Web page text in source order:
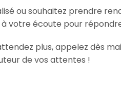
ou souhaitez prendre
votre écoute pour
plus, appelez dès
de vos attentes !